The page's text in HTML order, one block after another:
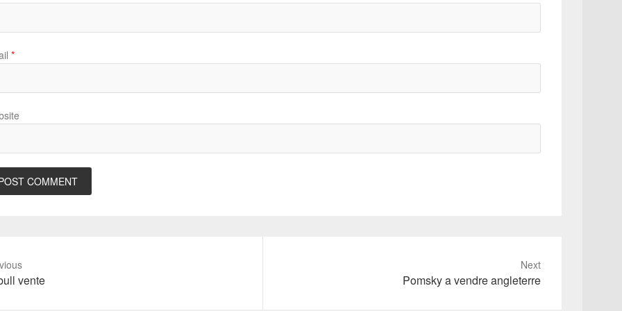
*
vente
Next
Pomsky a vendre angleterre